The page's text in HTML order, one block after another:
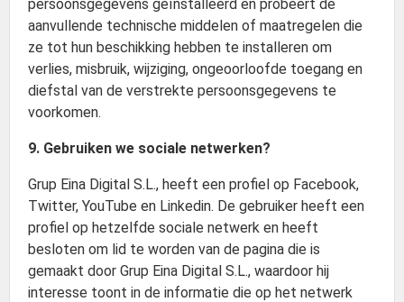
persoonsgegevens geïnstalleerd en probeert de
aanvullende technische middelen of maatregelen die
ze tot hun beschikking hebben te installeren om
verlies, misbruik, wijziging, ongeoorloofde toegang en
diefstal van de verstrekte persoonsgegevens te
voorkomen.
9. Gebruiken we sociale netwerken?
Grup Eina Digital S.L., heeft een profiel op Facebook,
Twitter, YouTube en Linkedin. De gebruiker heeft een
profiel op hetzelfde sociale netwerk en heeft
besloten om lid te worden van de pagina die is
gemaakt door Grup Eina Digital S.L., waardoor hij
interesse toont in de informatie die op het netwerk